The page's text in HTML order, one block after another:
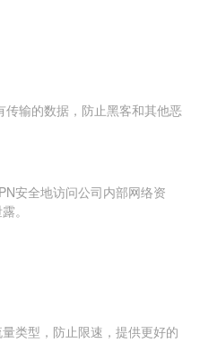
传输的数据，防止黑客和其他恶
安全地访问公司内部网络资
。
类型，防止限速，提供更好的